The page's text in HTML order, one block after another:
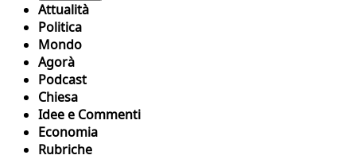
Attualità
Politica
Mondo
Agorà
Podcast
Chiesa
Idee e Commenti
Economia
Rubriche